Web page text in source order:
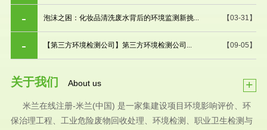
【03-31】
泡沫之困：化妆品清洗废水背后的环境监测新挑...
【09-05】
【第三方环境检测公司】第三方环境检测公司...
关于我们 About us +
米兰在线注册-米兰(中国) 是一家集建设项目环境影响评价、环
保治理工程、工业危险废物回收处理、环境检测、职业卫生检测与